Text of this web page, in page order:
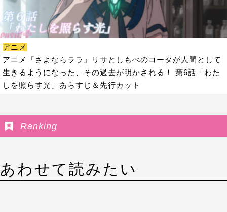
アニメ
アニメ『さよならララ』リサとしもべのコータが人間として
生きるようになった、その過去が明かされる！ 第6話「わた
しを照らす光」あらすじ＆先行カット
Ranking
あわせて読みたい